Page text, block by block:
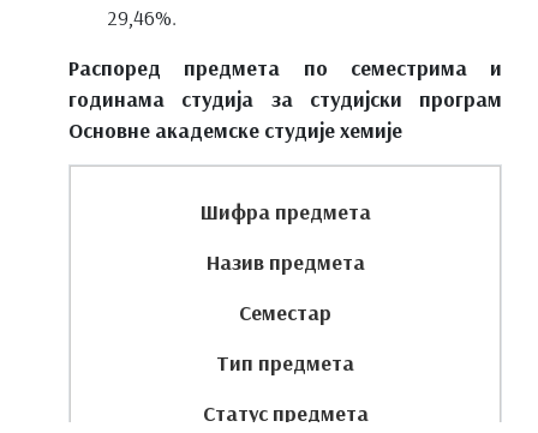
29,46%.
Распоред предмета по семестрима и
годинама студија за студијски програм
Основне академске студије хемије
Шифра предмета
Назив предмета
Семестар
Тип предмета
Статус предмета